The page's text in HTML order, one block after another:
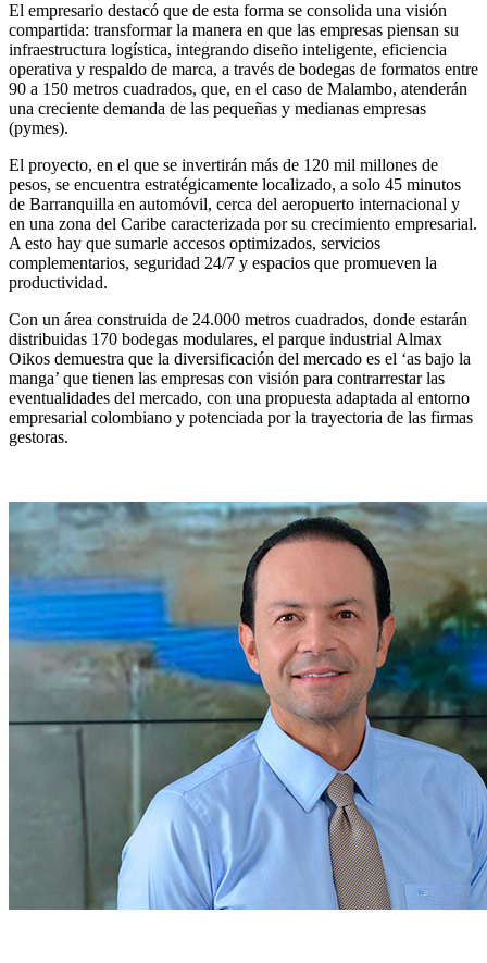
El empresario destacó que de esta forma se consolida una visión
compartida: transformar la manera en que las empresas piensan su
infraestructura logística, integrando diseño inteligente, eficiencia
operativa y respaldo de marca, a través de bodegas de formatos entre
90 a 150 metros cuadrados, que, en el caso de Malambo, atenderán
una creciente demanda de las pequeñas y medianas empresas
(pymes).
El proyecto, en el que se invertirán más de 120 mil millones de
pesos, se encuentra estratégicamente localizado, a solo 45 minutos
de Barranquilla en automóvil, cerca del aeropuerto internacional y
en una zona del Caribe caracterizada por su crecimiento empresarial.
A esto hay que sumarle accesos optimizados, servicios
complementarios, seguridad 24/7 y espacios que promueven la
productividad.
Con un área construida de 24.000 metros cuadrados, donde estarán
distribuidas 170 bodegas modulares, el parque industrial Almax
Oikos demuestra que la diversificación del mercado es el ‘as bajo la
manga’ que tienen las empresas con visión para contrarrestar las
eventualidades del mercado, con una propuesta adaptada al entorno
empresarial colombiano y potenciada por la trayectoria de las firmas
gestoras.